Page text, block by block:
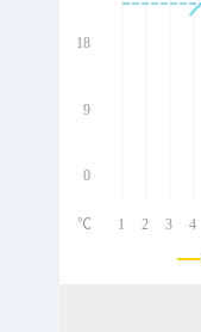
18
9
0
1 2 3 4
℃